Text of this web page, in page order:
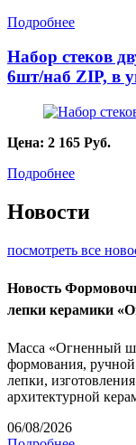
Подробнее
Набор стеков
6шт/наб ZIP, в
Цена: 2 165 Руб.
Подробнее
Новости
посмотреть все
Новость
лепки керамики
Масса «Огненный
формования,
лепки,
архитектурной
06/08/2026